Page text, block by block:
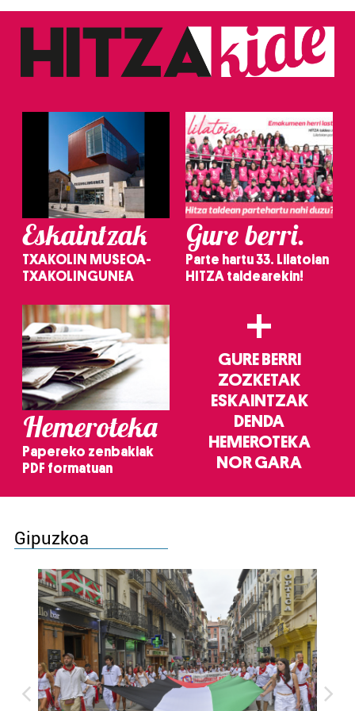
Eskaintzak
TXAKOLIN MUSEOA-
TXAKOLINGUNEA
Gure berri.
Parte hartu 33. Lilatoian
HITZA taldearekin!
Hemeroteka
Papereko zenbakiak
PDF formatuan
+
GURE BERRI
ZOZKETAK
ESKAINTZAK
DENDA
HEMEROTEKA
NOR GARA
Gipuzkoa